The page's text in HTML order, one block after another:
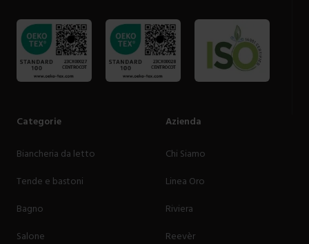
Categorie
Biancheria da letto
Tende e bastoni
Bagno
Salone
Azienda
Chi Siamo
Linea Oro
Riviera
Reevèr